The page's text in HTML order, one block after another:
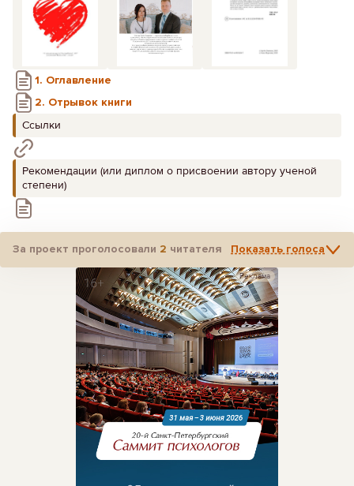
1. Оглавление
2. Отрывок книги
Ссылки
Рекомендации (или диплом о присвоении автору ученой
степени)
За проект проголосовали 2 читателя Показать голоса
Реклама